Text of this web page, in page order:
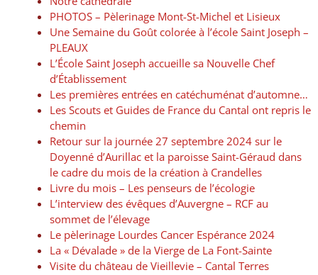
PHOTOS – Pèlerinage Mont-St-Michel et Lisieux
Une Semaine du Goût colorée à l’école Saint Joseph –
PLEAUX
L’École Saint Joseph accueille sa Nouvelle Chef
d’Établissement
Les premières entrées en catéchuménat d’automne…
Les Scouts et Guides de France du Cantal ont repris le
chemin
Retour sur la journée 27 septembre 2024 sur le
Doyenné d’Aurillac et la paroisse Saint-Géraud dans
le cadre du mois de la création à Crandelles
Livre du mois – Les penseurs de l’écologie
L’interview des évêques d’Auvergne – RCF au
sommet de l’élevage
Le pèlerinage Lourdes Cancer Espérance 2024
La « Dévalade » de la Vierge de La Font-Sainte
Visite du château de Vieillevie – Cantal Terres